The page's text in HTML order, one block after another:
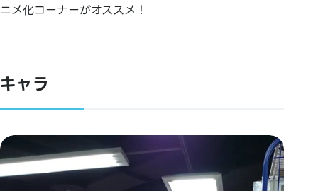
ニメ化コーナーがオススメ！
キャラ